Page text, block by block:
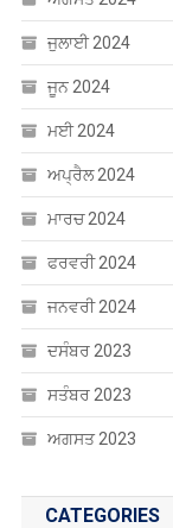
ਫਰਵਰੀ 2024
ਜਨਵਰੀ 2024
ਦਸੰਬਰ 2023
ਸਤੰਬਰ 2023
ਅਗਸਤ 2023
CATEGORIES
Uncategorized
ਐਜੂਕੇਸ਼ਨ
ਸੰਸਾਰ
ਸਾਹਿਤ
ਹੈਲਥ